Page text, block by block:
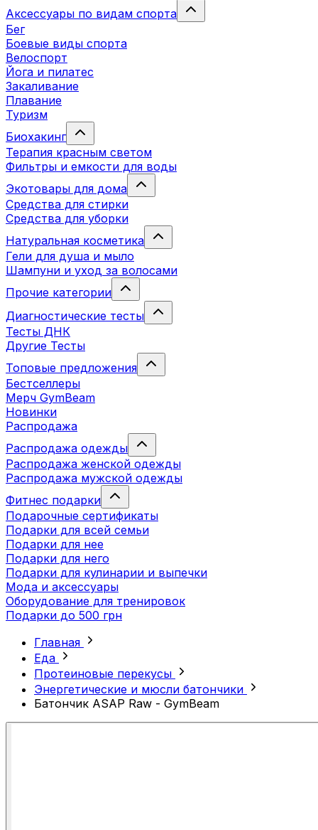
Аксессуары по видам спорта
Бег
Боевые виды спорта
Велоспорт
Йога и пилатес
Закаливание
Плавание
Туризм
Биохакинг
Терапия красным светом
Фильтры и емкости для воды
Экотовары для дома
Средства для стирки
Средства для уборки
Натуральная косметика
Гели для душа и мыло
Шампуни и уход за волосами
Прочие категории
Диагностические тесты
Тесты ДНК
Другие Тесты
Топовые предложения
Бестселлеры
Мерч GymBeam
Новинки
Распродажа
Распродажа одежды
Распродажа женской одежды
Распродажа мужской одежды
Фитнес подарки
Подарочные сертификаты
Подарки для всей семьи
Подарки для нее
Подарки для него
Подарки для кулинарии и выпечки
Мода и аксессуары
Оборудование для тренировок
Подарки до 500 грн
Главная
Еда
Протеиновые перекусы
Энергетические и мюсли батончики
Батончик ASAP Raw - GymBeam